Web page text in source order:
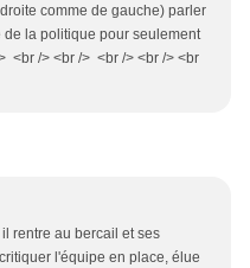
comme de gauche) parler
la politique pour seulement
<br /> <br /> <br /> <br /> <br
rentre au bercail et ses
l'équipe en place, élue